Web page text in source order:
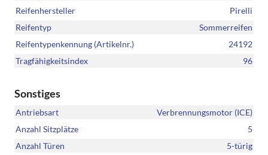
Reifenhersteller
Pirelli
Reifentyp
Sommerreifen
Reifentypenkennung (Artikelnr.)
24192
Tragfähigkeitsindex
96
Sonstiges
Antriebsart
Verbrennungsmotor (ICE)
Anzahl Sitzplätze
5
Anzahl Türen
5-türig